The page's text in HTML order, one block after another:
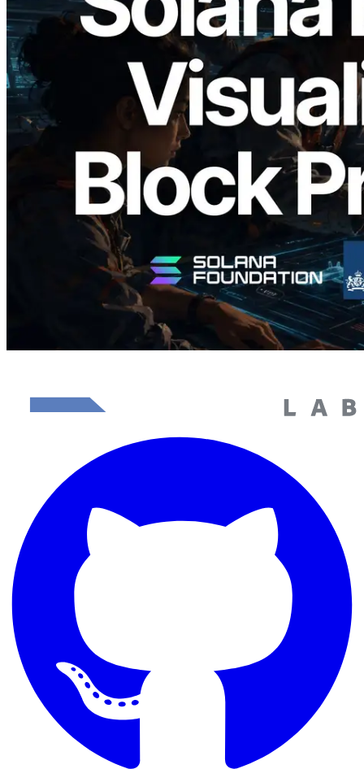
2026.05.24
Validators Solutions lanza el Solana Block
Analyzer — Visualización del tiempo de
producción de bloque por slot y del
Validador asignado
Leer este artículo